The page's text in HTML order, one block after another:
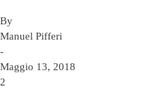
By
Manuel Pifferi
-
Maggio 13, 2018
2